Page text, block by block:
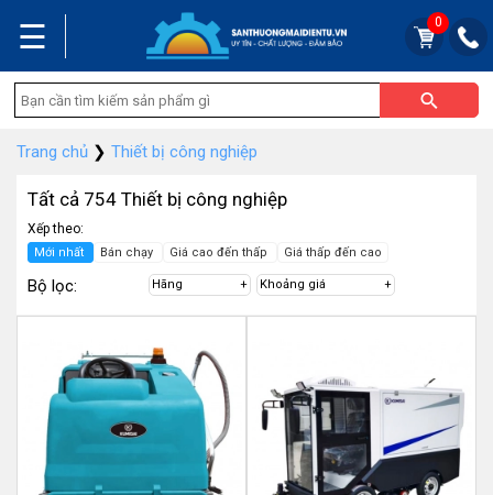
☰ 0
Trang chủ ❯ Thiết bị công nghiệp
Tất cả 754 Thiết bị công nghiệp
Xếp theo:
Mới nhất Bán chạy Giá cao đến thấp Giá thấp đến cao
Bộ lọc: Hãng Khoảng giá